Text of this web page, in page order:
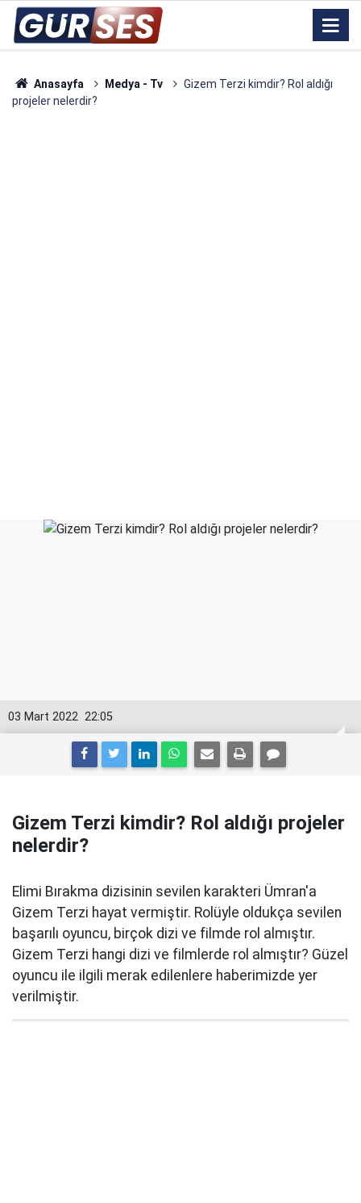
Anasayfa Medya - Tv
Gizem Terzi kimdir? Rol aldığı
projeler nelerdir?
22:05
03 Mart 2022
Gizem Terzi kimdir? Rol aldığı projeler
nelerdir?
Elimi Bırakma dizisinin sevilen karakteri Ümran'a
Gizem Terzi hayat vermiştir. Rolüyle oldukça sevilen
başarılı oyuncu, birçok dizi ve filmde rol almıştır.
Gizem Terzi hangi dizi ve filmlerde rol almıştır? Güzel
oyuncu ile ilgili merak edilenlere haberimizde yer
verilmiştir.